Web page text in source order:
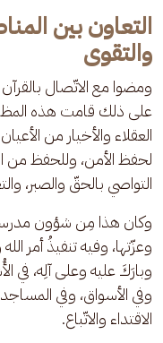
التعاون بين
والتقوى
ومضوا مع الاتّصال بالقرآن
على ذلك قامت هذه
العقلاء والأخيار من
لحفظ الأمن، وللحفظ من
التواصي بالحقّ والصبر،
وكان هذا مِن شؤون
وعزّتها، وفيه تنفيذُ أمر
وبارَكَ عليه وعلى آلِه، في
وفي الأسواق، وفي
الاقتداء والاتّباع.